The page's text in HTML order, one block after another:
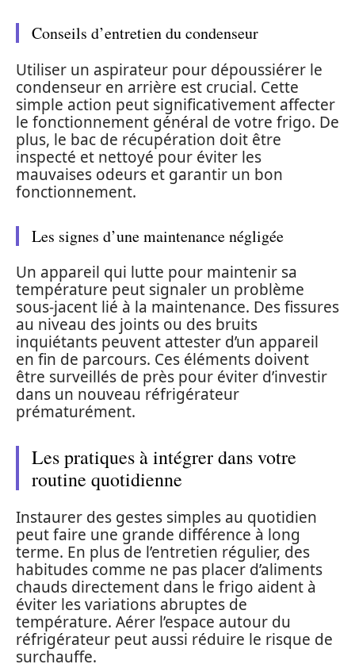
Conseils d’entretien du condenseur
Utiliser un aspirateur pour dépoussiérer le
condenseur en arrière est crucial. Cette
simple action peut significativement affecter
le fonctionnement général de votre frigo. De
plus, le bac de récupération doit être
inspecté et nettoyé pour éviter les
mauvaises odeurs et garantir un bon
fonctionnement.
Les signes d’une maintenance négligée
Un appareil qui lutte pour maintenir sa
température peut signaler un problème
sous-jacent lié à la maintenance. Des fissures
au niveau des joints ou des bruits
inquiétants peuvent attester d’un appareil
en fin de parcours. Ces éléments doivent
être surveillés de près pour éviter d’investir
dans un nouveau réfrigérateur
prématurément.
Les pratiques à intégrer dans votre
routine quotidienne
Instaurer des gestes simples au quotidien
peut faire une grande différence à long
terme. En plus de l’entretien régulier, des
habitudes comme ne pas placer d’aliments
chauds directement dans le frigo aident à
éviter les variations abruptes de
température. Aérer l’espace autour du
réfrigérateur peut aussi réduire le risque de
surchauffe.